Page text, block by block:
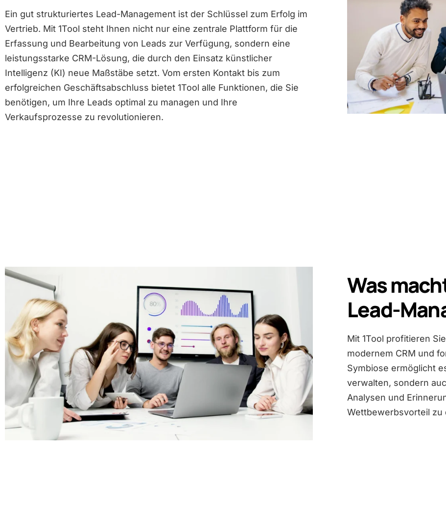
Ein gut strukturiertes Lead-Management ist der Schlüssel zum Erfolg im
Vertrieb. Mit 1Tool steht Ihnen nicht nur eine zentrale Plattform für die
Erfassung und Bearbeitung von Leads zur Verfügung, sondern eine
leistungsstarke CRM-Lösung, die durch den Einsatz künstlicher
Intelligenz (KI) neue Maßstäbe setzt. Vom ersten Kontakt bis zum
erfolgreichen Geschäftsabschluss bietet 1Tool alle Funktionen, die Sie
benötigen, um Ihre Leads optimal zu managen und Ihre
Verkaufsprozesse zu revolutionieren.
Was
Lead-
Mit 1Tool profitieren
modernem CRM und
Symbiose ermöglicht
verwalten, sondern
Analysen und
Wettbewerbsvorteil zu